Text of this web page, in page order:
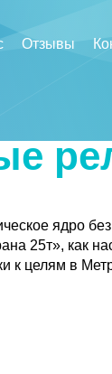
Отзывы
ядро
25т», как
целям в